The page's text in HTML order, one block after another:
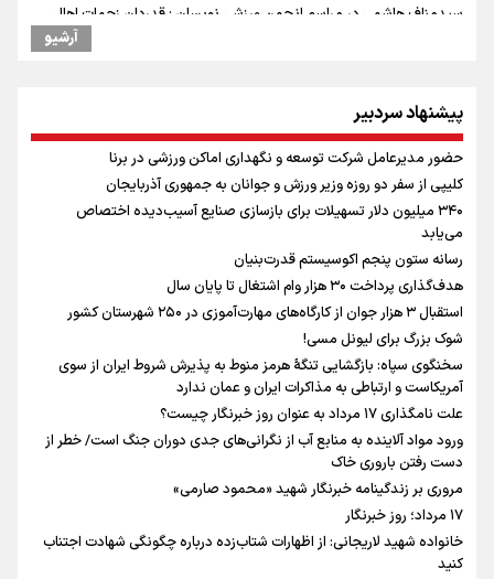
سیدمناف هاشمی در مراسم انجمن ورزشی نویسان : قدردان زحمات اهالی
فوران یک آتشفشان قدرتمند در جنوب غربی کلمبیا
شوخی حاج‌قاسم با یک خبرنگار در عملیات آزادسازی بوکمال
سیمئونه درهای انتقال آلوارز به بارسلونا را بست
حضور مدیرعامل شرکت توسعه و نگهداری اماکن ورزشی در برنا
سخنگوی سپاه: بازگشایی تنگۀ هرمز منوط به پذیرش شروط ایران از سوی
آمریکاست و ارتباطی به مذاکرات ایران و عمان ندارد
آتش‌سوزی ساختمان اداره مالیات اندونزی را ویران کرد
حضور معاون وزیر ورزش در استخر قهرمانی آزادی؛ تأکید بر ادامه فعالیت
مجموعه در فصل سرما
آرشیو
پیشنهاد سردبیر
حضور مدیرعامل شرکت توسعه و نگهداری اماکن ورزشی در برنا
کلیپی از سفر دو روزه وزیر ورزش و جوانان به جمهوری آذربایجان
۳۴۰ میلیون دلار تسهیلات برای بازسازی صنایع آسیب‌دیده اختصاص
می‌یابد
رسانه ستون پنجم اکوسیستم قدرت‌بنیان
هدف‌گذاری پرداخت ۳۰ هزار وام اشتغال تا پایان سال
استقبال ۳ هزار جوان از کارگاه‌های مهارت‌آموزی در ۲۵۰ شهرستان کشور
شوک بزرگ برای لیونل مسی!
سخنگوی سپاه: بازگشایی تنگۀ هرمز منوط به پذیرش شروط ایران از سوی
آمریکاست و ارتباطی به مذاکرات ایران و عمان ندارد
علت نامگذاری ۱۷ مرداد به عنوان روز خبرنگار چیست؟
ورود مواد آلاینده به منابع آب از نگرانی‌های جدی دوران جنگ است/ خطر از
دست رفتن باروری خاک
مروری بر زندگینامه خبرنگار شهید «محمود صارمی»
۱۷ مرداد؛ روز خبرنگار
خانواده شهید لاریجانی: از اظهارات شتاب‌زده درباره چگونگی شهادت اجتناب
کنید